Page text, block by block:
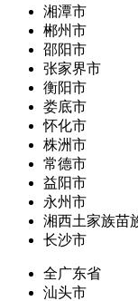
湘潭市
郴州市
邵阳市
张家界市
衡阳市
娄底市
怀化市
株洲市
常德市
益阳市
永州市
湘西土家族苗
长沙市
全广东省
汕头市